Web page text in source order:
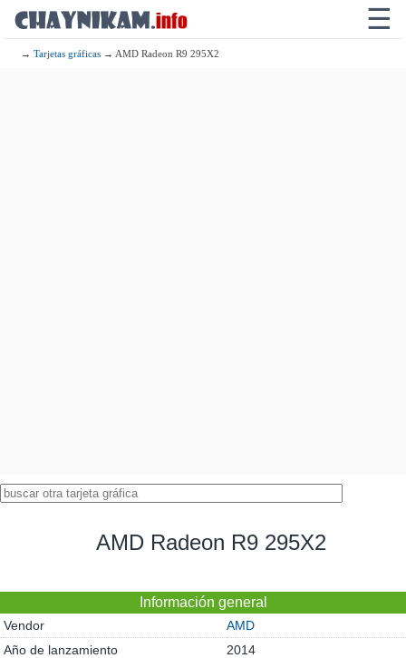
☰
→Tarjetas gráficas → AMD Radeon R9 295X2
AMD Radeon R9 295X2
Información general
Vendor
AMD
Año de lanzamiento
2014